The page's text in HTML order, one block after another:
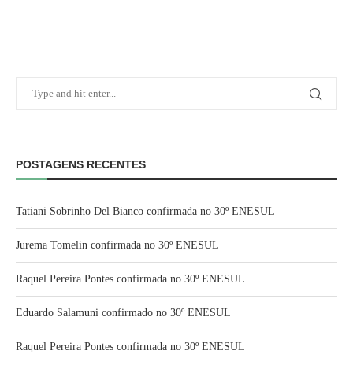
POSTAGENS RECENTES
Tatiani Sobrinho Del Bianco confirmada no 30º ENESUL
Jurema Tomelin confirmada no 30º ENESUL
Raquel Pereira Pontes confirmada no 30º ENESUL
Eduardo Salamuni confirmado no 30º ENESUL
Raquel Pereira Pontes confirmada no 30º ENESUL